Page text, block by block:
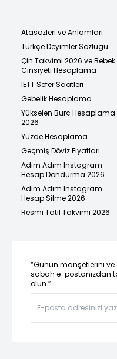
Atasözleri ve Anlamları
Türkçe Deyimler Sözlüğü
Çin Takvimi 2026 ve Bebek
Cinsiyeti Hesaplama
İETT Sefer Saatleri
Gebelik Hesaplama
Yükselen Burç Hesaplama
2026
Yüzde Hesaplama
Geçmiş Döviz Fiyatları
Adım Adım Instagram
Hesap Dondurma 2026
Adım Adım Instagram
Hesap Silme 2026
Resmi Tatil Takvimi 2026
“Günün manşetlerini
sabah e-postanızdan
olun.”